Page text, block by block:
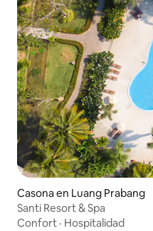
Casona en Luang Prabang
Santi Resort & Spa
Confort · Hospitalidad